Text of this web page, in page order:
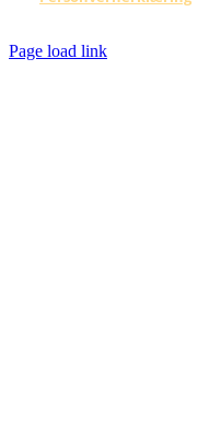
Page load link